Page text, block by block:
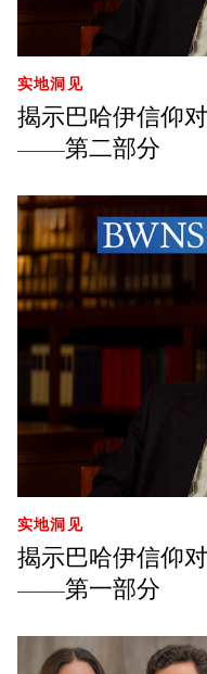
实地洞见
揭示巴哈伊信仰
——第二部分
实地洞见
揭示巴哈伊信仰
——第一部分